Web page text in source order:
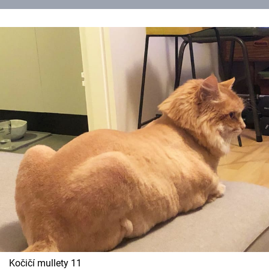
Kočičí mullety 11